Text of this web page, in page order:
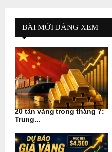
BÀI MỚI ĐÁNG XEM
20 tấn vàng trong tháng 7:
Trung...